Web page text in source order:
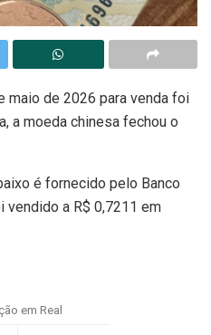
maio de 2026 para venda foi
a moeda chinesa fechou o
é fornecido pelo Banco
vendido a R$ 0,7211 em
em Real